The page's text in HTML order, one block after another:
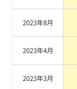
2023年8月
2023年4月
2023年3月